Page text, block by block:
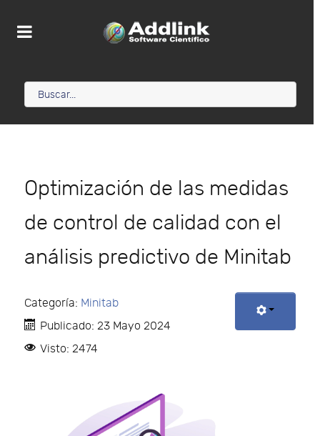
Optimización de las medidas
de control de calidad con el
análisis predictivo de Minitab
Categoría: Minitab
Publicado: 23 Mayo 2024
Visto: 2474